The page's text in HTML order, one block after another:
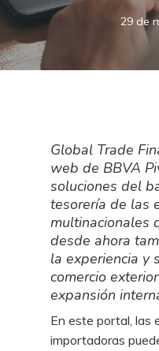
29 de
Global Trade
web de BBVA
soluciones del
tesorería de las
multinacionales
desde ahora
la experiencia y
comercio
expansión
En este portal, las
importadoras